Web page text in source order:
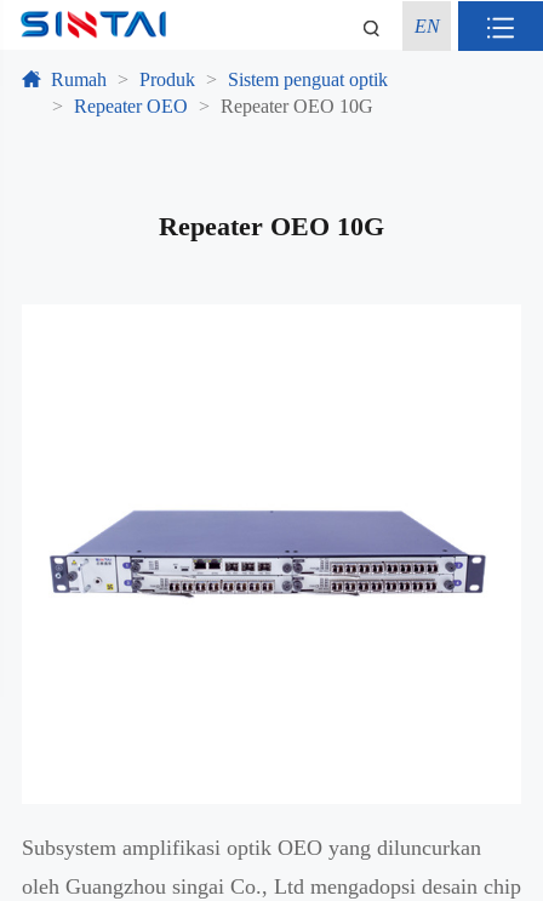
EN
Rumah Produk
Sistem penguat optik
Repeater OEO
Repeater OEO 10G
Repeater OEO 10G
Subsystem amplifikasi optik OEO yang diluncurkan
oleh Guangzhou singai Co., Ltd mengadopsi desain chip